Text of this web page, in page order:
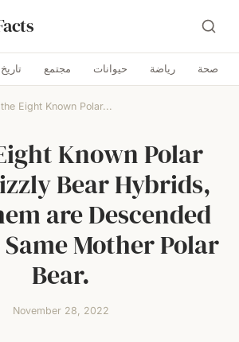
تاريخ مجتمع حيوانات رياضة صحة
Eight Known Polar...
Known Polar
Bear Hybrids,
are Descended
Mother Polar
Bear.
November 28, 2022